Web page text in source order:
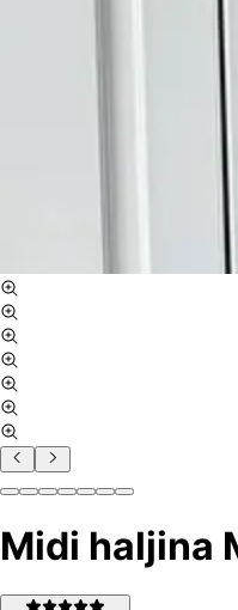
Midi haljina